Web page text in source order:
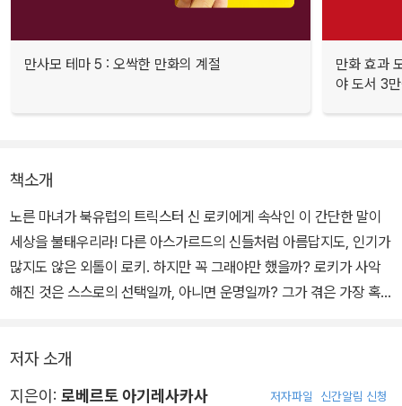
만사모 테마 5 : 오싹한 만화의 계절
만화 효과
야 도서 3
책소개
노른 마녀가 북유럽의 트릭스터 신 로키에게 속삭인 이 간단한 말이
세상을 불태우리라! 다른 아스가르드의 신들처럼 아름답지도, 인기가
많지도 않은 외톨이 로키. 하지만 꼭 그래야만 했을까? 로키가 사악
해진 것은 스스로의 선택일까, 아니면 운명일까? 그가 겪은 가장 혹
르의 힘을 탐내고, 힘을 얻기 위해 신들의 황혼기 ‘라그나로크’를 불러
올 것인가?
저자 소개
지은이: 로베르토 아기레사카사 저자파일 신간알림 신청